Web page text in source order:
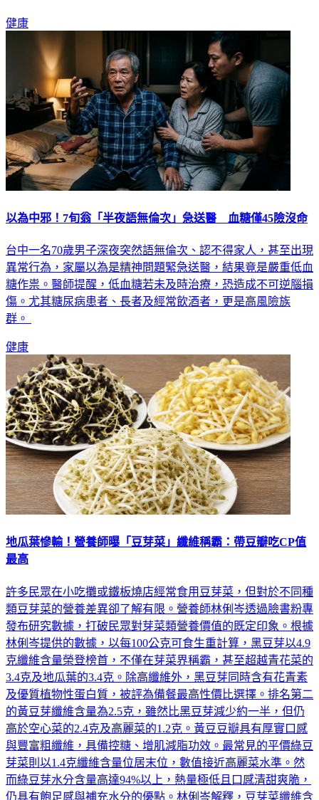
健康
以為中邪！7旬翁「半夜語無倫次」急送醫 血糖僅45險沒命
台中一名70歲男子深夜突然語無倫次、認不得家人，甚至出現
異常行為，家屬以為是精神問題緊急送醫，結果竟是嚴重低血
糖作祟。醫師提醒，低血糖若未及時治療，恐造成不可逆腦損
傷。尤其糖尿病患者、長者及經常飲酒者，更是高風險族
群。
健康
地瓜葉慘輸！營養師曝「豆芽菜」纖維稱霸：帶豆瓣吃CP值
最高
許多民眾在小吃攤或鐵板燒店經常食用豆芽菜，但對於不同種
類豆芽菜的營養差異卻了解有限。營養師林俐岑透過臉書粉專
發布研究數據，打破民眾對芽菜類營養價值的既定印象。根據
林俐岑提供的數據，以每100公克可食生重計算，黑豆芽以4.9
克纖維含量榮登榜首，不僅在芽菜界稱霸，甚至超越青花菜的
3.4克及地瓜葉的3.4克。除高纖維外，黑豆芽同時含有花青素
及優質植物性蛋白質，被評為備餐最高性價比選擇。排名第二
的黃豆芽纖維含量為2.5克，雖然比黑豆芽減少約一半，但仍
高於空心菜的2.4克及高麗菜的1.2克。黃豆豆瓣具有厚實口感
與豐富粗纖維，具備控糖、增肌減脂功效。最常見的平價綠豆
芽菜則以1.4克纖維含量位居末位，數值接近高麗菜水準。然
而綠豆芽水分含量高達94%以上，熱量極低且口感清甜爽脆，
仍具有飽足感與補充水分的優點。林俐岑解釋，豆芽菜纖維含